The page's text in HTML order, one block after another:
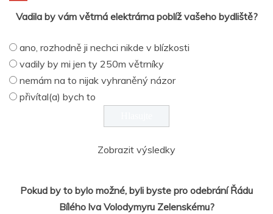
Vadila by vám větrná elektrárna poblíž vašeho bydliště?
ano, rozhodně ji nechci nikde v blízkosti
vadily by mi jen ty 250m větrníky
nemám na to nijak vyhraněný názor
přivítal(a) bych to
Zobrazit výsledky
Pokud by to bylo možné, byli byste pro odebrání Řádu
Bílého lva Volodymyru Zelenskému?